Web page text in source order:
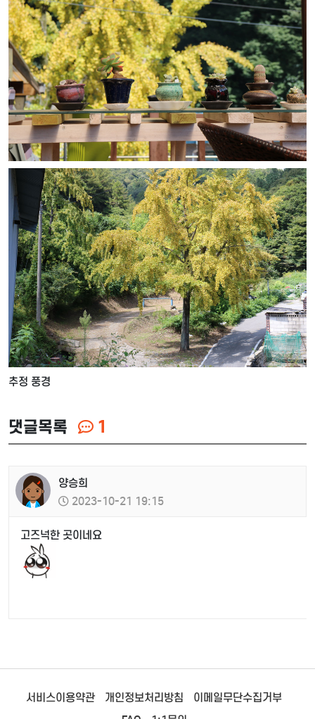
추정 풍경
댓글목록 1
양승희
2023-10-21 19:15
고즈넉한 곳이네요
서비스이용약관 개인정보처리방침
이메일무단수집거부